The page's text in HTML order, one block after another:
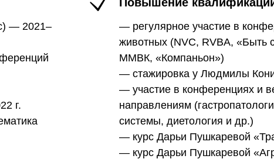
— 2021–
г.
— регулярное участие в
животных (NVC, RVBA, «Быть
ММВК, «Компаньон»)
— стажировка у Людмилы
— участие в конференциях и
направлениям
системы, диетология и др.)
— курс Дарьи Пушкаревой
— курс Дарьи Пушкаревой